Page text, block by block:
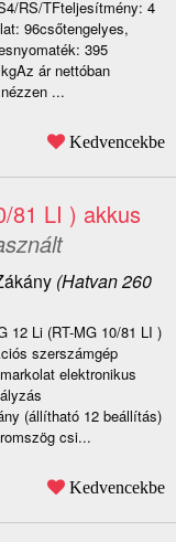
RS/TFteljesítmény: 4
96csőtengelyes,
395
ár nettóban
...
Kedvencekbe
81 LI ) akkus
(Hatvan 260
12 Li (RT-MG 10/81 LI )
szerszámgép
elektronikus
(állítható 12 beállítás)
csi...
Kedvencekbe